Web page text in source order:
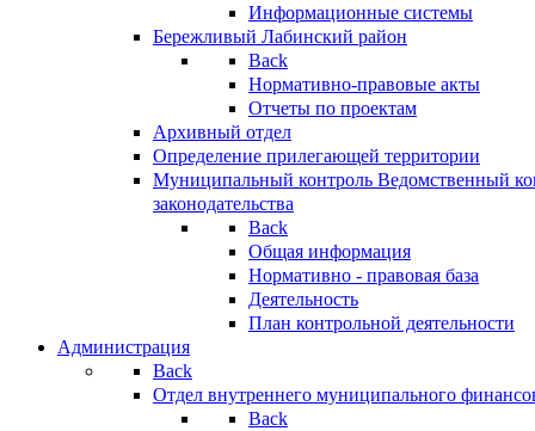
Информационные системы
Бережливый Лабинский район
Back
Нормативно-правовые акты
Отчеты по проектам
Архивный отдел
Определение прилегающей территории
Муниципальный контроль Ведомственный
законодательства
Back
Общая информация
Нормативно - правовая база
Деятельность
План контрольной деятельности
Администрация
Back
Отдел внутреннего муниципального
Back